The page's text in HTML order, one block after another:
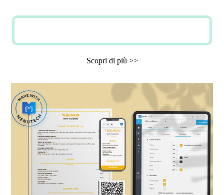
Scopri di più >>